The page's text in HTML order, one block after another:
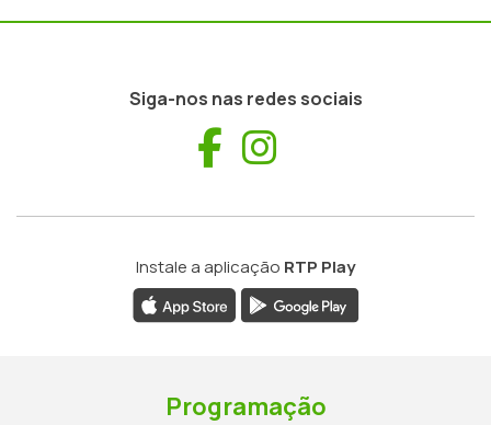
Siga-nos nas redes sociais
Facebook
Instale a aplicação RTP Play
Programação